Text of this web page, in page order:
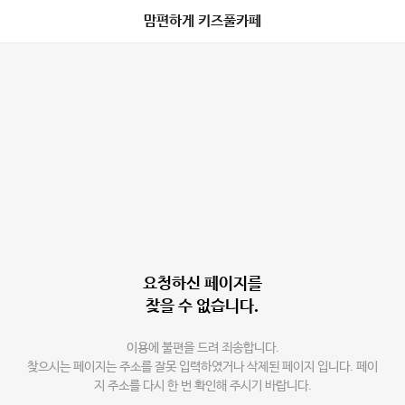
맘편하게 키즈풀카페
요청하신 페이지를
찾을 수 없습니다.
이용에 불편을 드려 죄송합니다.
찾으시는 페이지는 주소를 잘못 입력하였거나 삭제된 페이지 입니다. 페이
지 주소를 다시 한 번 확인해 주시기 바랍니다.